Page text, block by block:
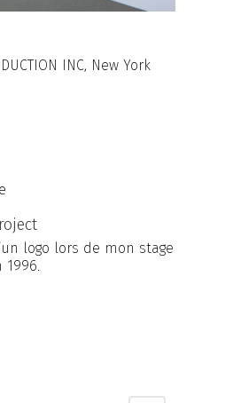
INC, New York
logo lors de mon stage
1996.